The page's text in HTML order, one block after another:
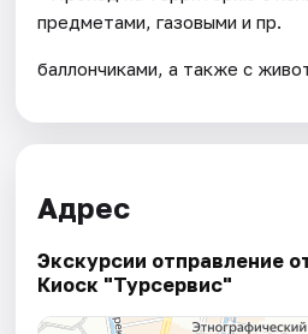
предметами, газовыми и пр.
баллончиками, а также с
Адрес
Экскурсии отправление
Киоск "Турсервис"